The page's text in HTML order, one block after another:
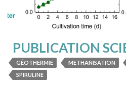
PUBLICATION
GÉOTHERMIE METHANISATION
SPIRULINE